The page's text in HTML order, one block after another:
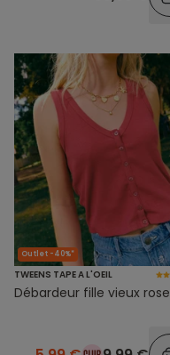
Outlet -40%*
TWEENS TAPE A L'OEIL
Débardeur fille vieux rose